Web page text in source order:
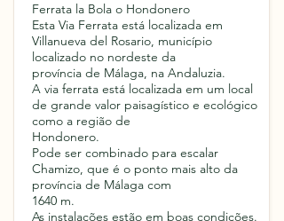
Ferrata la Bola o Hondonero
Esta Via Ferrata está localizada em
Villanueva del Rosario, município
localizado no nordeste da
província de Málaga, na Andaluzia.
A via ferrata está localizada em um local
de grande valor paisagístico e ecológico
como a região de
Hondonero.
Pode ser combinado para escalar
Chamizo, que é o ponto mais alto da
província de Málaga com
1640 m.
As instalações estão em boas condições.